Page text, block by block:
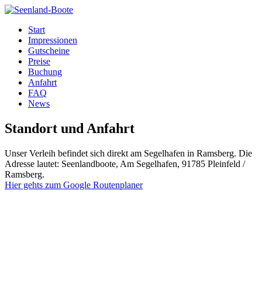
Start
Impressionen
Gutscheine
Preise
Buchung
Anfahrt
FAQ
News
Standort und Anfahrt
Unser Verleih befindet sich direkt am Segelhafen in Ramsberg. Die
Adresse lautet: Seenlandboote, Am Segelhafen, 91785 Pleinfeld /
Ramsberg.
Hier gehts zum Google Routenplaner